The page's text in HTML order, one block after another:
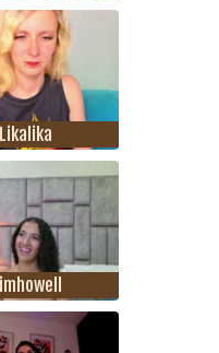
Likalika